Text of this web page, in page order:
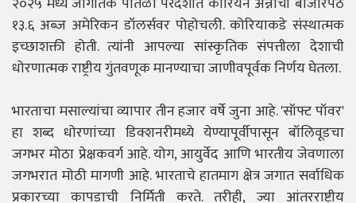
१३.६ अब्ज अमेरिकन डॉलर्सवर पोहोचली. कोरियाकडे संस्थात्मक
इच्छाशक्ती होती. त्यांनी आपल्या सांस्कृतिक संपत्तीला देशाची
धोरणात्मक राष्ट्रीय गुंतवणूक मानण्याचा जाणीवपूर्वक निर्णय घेतला.
भारताचा मसाल्यांचा व्यापार तीन हजार वर्षे जुना आहे. 'सॉफ्ट पॉवर'
हा शब्द धोरणांच्या डिक्शनरीमध्ये येण्यापूर्वीपासून बॉलिवूडचा
जगभर मोठा प्रेक्षकवर्ग आहे. योग, आयुर्वेद आणि भारतीय जेवणाला
जगभरात मोठी मागणी आहे. भारताचे हातमाग क्षेत्र जगात सर्वाधिक
प्रकारच्या कापडाची निर्मिती करते. तरीही, ज्या आंतरराष्ट्रीय